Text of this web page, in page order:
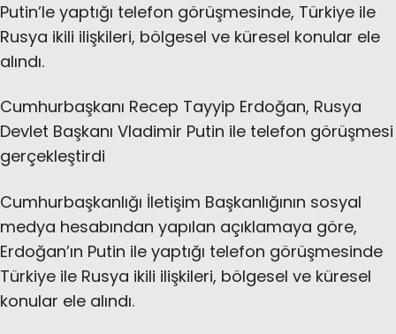
Putin’le yaptığı telefon görüşmesinde, Türkiye ile
Rusya ikili ilişkileri, bölgesel ve küresel konular ele
alındı.
Cumhurbaşkanı Recep Tayyip Erdoğan, Rusya
Devlet Başkanı Vladimir Putin ile telefon görüşmesi
gerçekleştirdi
Cumhurbaşkanlığı İletişim Başkanlığının sosyal
medya hesabından yapılan açıklamaya göre,
Erdoğan’ın Putin ile yaptığı telefon görüşmesinde
Türkiye ile Rusya ikili ilişkileri, bölgesel ve küresel
konular ele alındı.